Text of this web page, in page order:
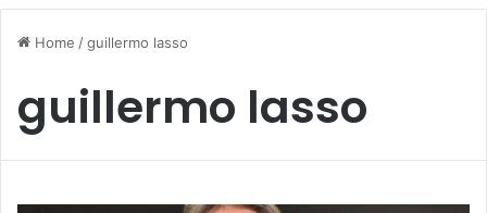
Home /guillermo lasso
guillermo lasso